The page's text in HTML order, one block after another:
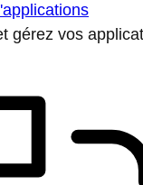
gérez vos